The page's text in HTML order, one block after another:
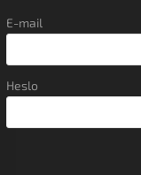
E-mail
Heslo